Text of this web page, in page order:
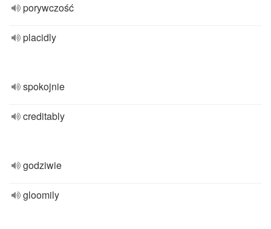
porywczość
placidly
spokojnie
creditably
godziwie
gloomily